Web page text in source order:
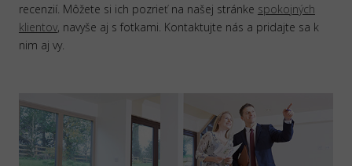
recenzií. Môžete si ich pozrieť na našej stránke spokojných
klientov, navyše aj s fotkami. Kontaktujte nás a pridajte sa k
nim aj vy.